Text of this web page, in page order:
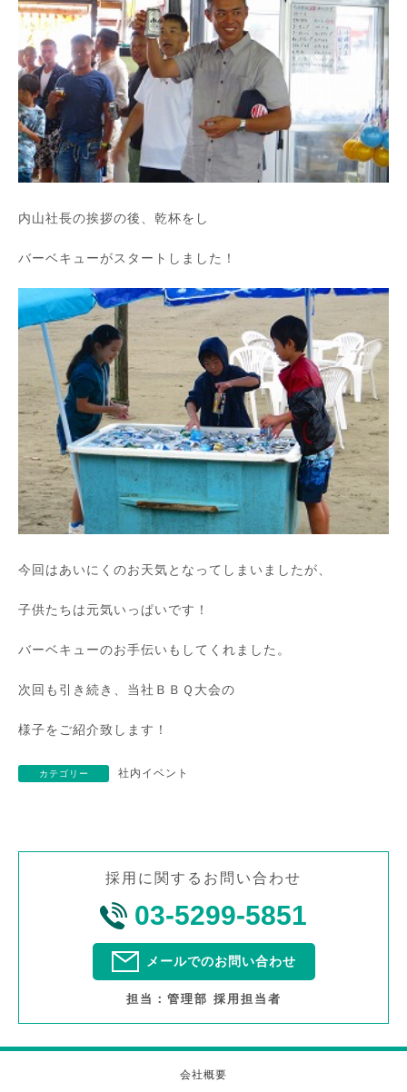
内山社長の挨拶の後、乾杯をし
バーベキューがスタートしました！
今回はあいにくのお天気となってしまいましたが、
子供たちは元気いっぱいです！
バーベキューのお手伝いもしてくれました。
次回も引き続き、当社ＢＢＱ大会の
様子をご紹介致します！
カテゴリー 社内イベント
採用に関するお問い合わせ
03-5299-5851
メールでのお問い合わせ
担当：管理部 採用担当者
会社概要